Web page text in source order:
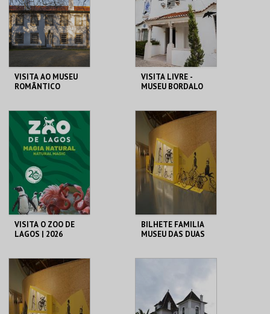
MAIS INFO
COMPRAR
MAIS INFO
COMPRAR
VISITA AO MUSEU
ROMÂNTICO
MUSEU ROMÂNTICO
MAIS INFO
COMPRAR
VISITA LIVRE -
MUSEU BORDALO
MUSEU BORDALO
PINHEIRO
MAIS INFO
COMPRAR
VISITA O ZOO DE
LAGOS | 2026
ZOO DE LAGOS
MAIS INFO
BILHETE FAMILIA
MUSEU DAS DUAS
MAIS INFO